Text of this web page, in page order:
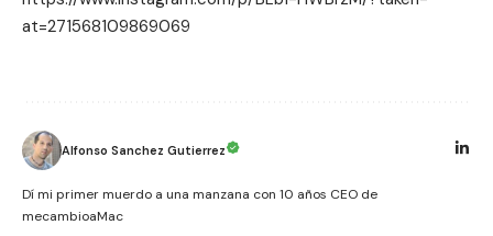
at=271568109869069
Alfonso Sanchez Gutierrez
Dí mi primer muerdo a una manzana con 10 años CEO de
mecambioaMac